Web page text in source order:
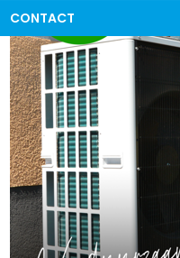
CONTACT